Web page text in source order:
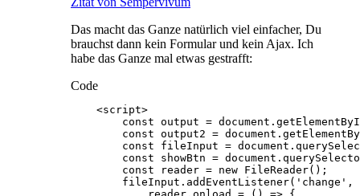
Das macht das Ganze natürlich viel einfacher, Du
brauchst dann kein Formular und kein Ajax. Ich
habe das Ganze mal etwas gestrafft:
Code